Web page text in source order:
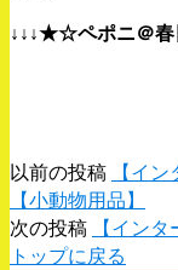
↓↓↓★☆ペポニ＠
以前の投稿
【イ
【小動物用品】
次の投稿
【イン
トップに戻る